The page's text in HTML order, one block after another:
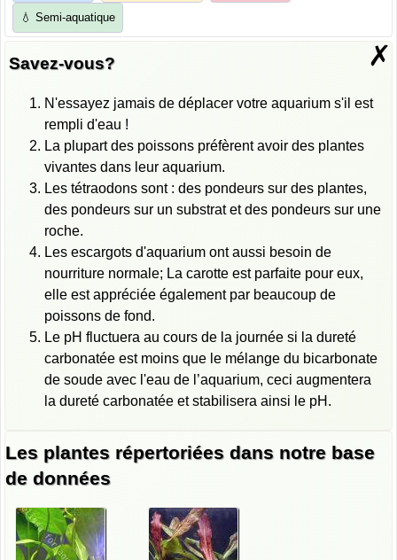
💧 Semi-aquatique
✗
Savez-vous?
N'essayez jamais de déplacer votre aquarium s'il est
rempli d'eau !
La plupart des poissons préfèrent avoir des plantes
vivantes dans leur aquarium.
Les tétraodons sont : des pondeurs sur des plantes,
des pondeurs sur un substrat et des pondeurs sur une
roche.
Les escargots d'aquarium ont aussi besoin de
nourriture normale; La carotte est parfaite pour eux,
elle est appréciée également par beaucoup de
poissons de fond.
Le pH fluctuera au cours de la journée si la dureté
carbonatée est moins que le mélange du bicarbonate
de soude avec l'eau de l’aquarium, ceci augmentera
la dureté carbonatée et stabilisera ainsi le pH.
Les plantes répertoriées dans notre base
de données